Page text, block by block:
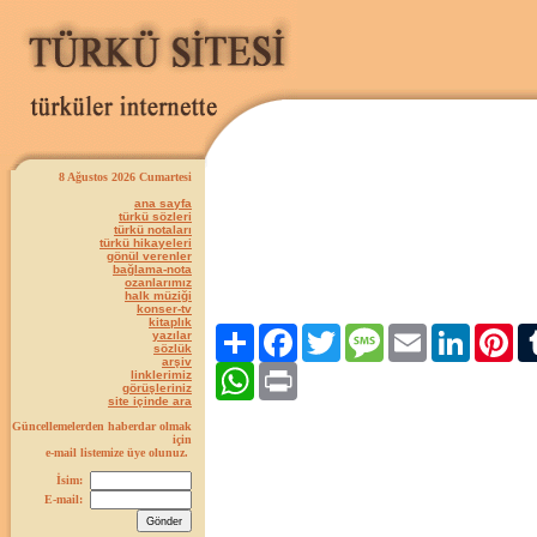
8 Ağustos 2026 Cumartesi
ana sayfa
türkü sözleri
türkü notaları
türkü hikayeleri
gönül verenler
bağlama-nota
ozanlarımız
halk müziği
konser-tv
kitaplık
yazılar
sözlük
arşiv
linklerimiz
görüşleriniz
site içinde ara
Güncellemelerden haberdar olmak
için
e-mail listemize üye olunuz.
İsim:
E-mail:
Paylaş FacebookTwitter Message Email LinkedIn
WhatsApp